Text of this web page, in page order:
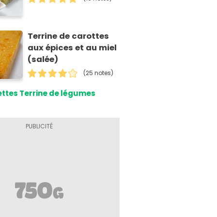
Terrine de carottes
aux épices et au miel
(salée)
(25 notes)
Terrine de légumes